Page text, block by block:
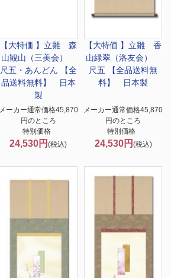
【大特価 】 立雛 森
山観山（三美会）
尺五・あんどん 【全
品送料無料】 日本
製
メーカー通常価格45,870
円のところ
特別価格
24,530円(税込)
【大特価 】 立雛 香
山緑翠（洛友会）
尺五 【全品送料無
料】 日本製
メーカー通常価格45,870
円のところ
特別価格
24,530円 (税込)